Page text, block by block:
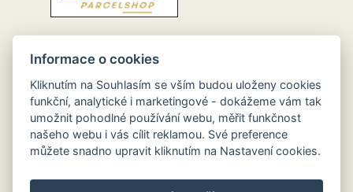
Informace o cookies
Kliknutím na Souhlasím se vším budou uloženy cookies
funkční, analytické i marketingové - dokážeme vám tak
umožnit pohodlné používání webu, měřit funkčnost
našeho webu i vás cílit reklamou. Své preference
můžete snadno upravit kliknutím na Nastavení cookies.